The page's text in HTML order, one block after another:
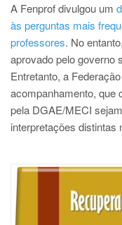
A Fenprof divulgou um
às perguntas mais
professores. No
aprovado pelo governo
Entretanto, a
acompanhamento, que
pela DGAE/MECI
interpretações distintas